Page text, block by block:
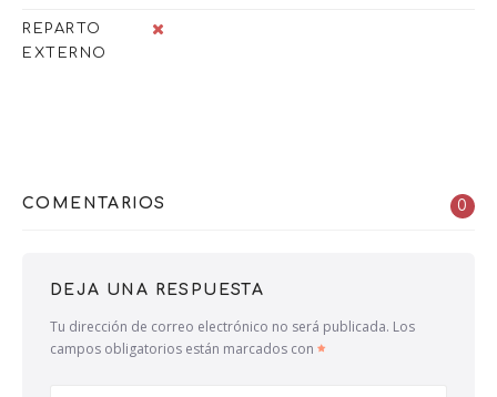
REPARTO
EXTERNO
COMENTARIOS 0
DEJA UNA RESPUESTA
Tu dirección de correo electrónico no será publicada. Los
campos obligatorios están marcados con